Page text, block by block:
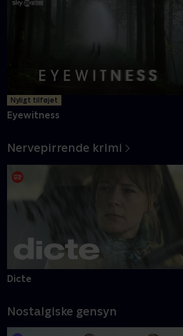
Nyligt tilføjet
Eyewitness
Nervepirrende krimi
Dicte
Nostalgiske gensyn